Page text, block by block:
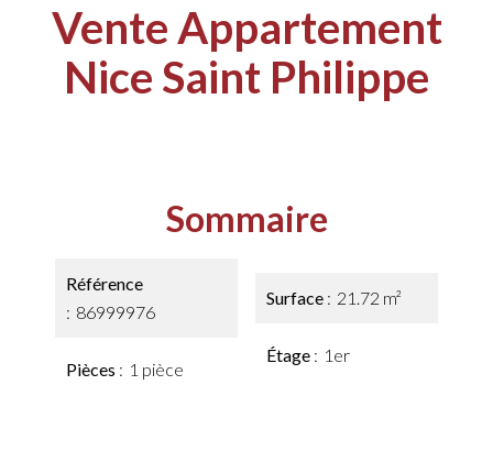
Vente Appartement
Nice Saint Philippe
Sommaire
Référence
86999976
Pièces 1 pièce
Surface 21.72 m²
Étage 1er